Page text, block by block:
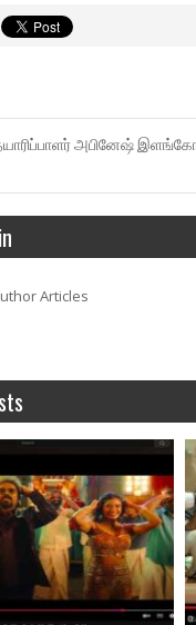
அபினேஷ்
Articles